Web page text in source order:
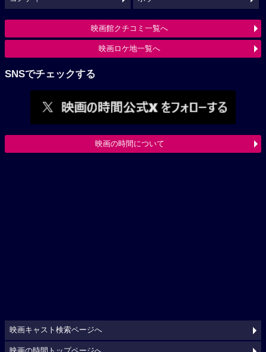
映画館クチコミ一覧へ
映画ロケ地一覧へ
SNSでチェックする
映画の時間について
映画キャスト検索ページへ